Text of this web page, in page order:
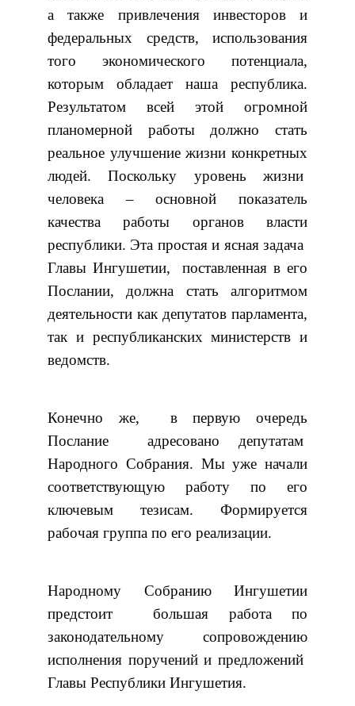
а также привлечения инвесторов и
федеральных средств, использования
того экономического потенциала,
которым обладает наша республика.
Результатом всей этой огромной
планомерной работы должно стать
реальное улучшение жизни конкретных
людей. Поскольку уровень жизни
человека – основной показатель
качества работы органов власти
республики. Эта простая и ясная задача
Главы Ингушетии, поставленная в его
Послании, должна стать алгоритмом
деятельности как депутатов парламента,
так и республиканских министерств и
ведомств.
Конечно же, в первую очередь
Послание адресовано депутатам
Народного Собрания. Мы уже начали
соответствующую работу по его
ключевым тезисам. Формируется
рабочая группа по его реализации.
Народному Собранию Ингушетии
предстоит большая работа по
законодательному сопровождению
исполнения поручений и предложений
Главы Республики Ингушетия.